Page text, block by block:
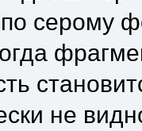
серому
не